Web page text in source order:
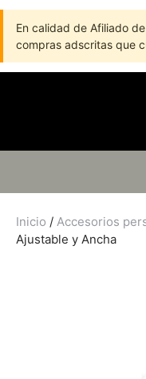
En calidad de Afiliado
compras adscritas que
Inicio / Accesorios
Ajustable y Ancha